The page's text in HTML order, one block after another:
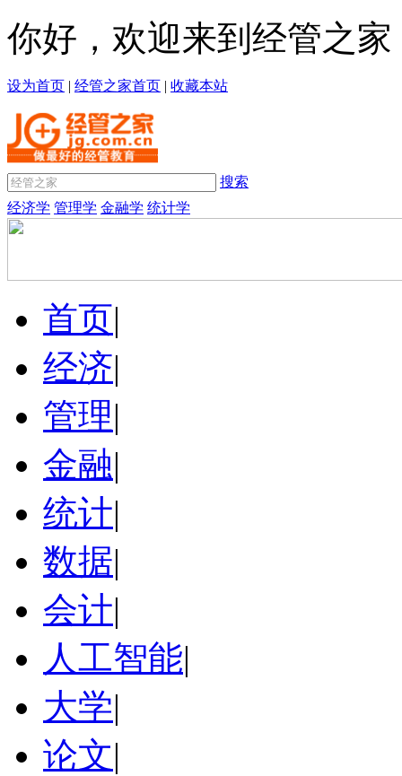
你好，欢迎来到经管之家
设为首页 | 经管之家首页 | 收藏本站
搜索
经济学 管理学 金融学 统计学
首页|
经济|
管理|
金融|
统计|
数据|
会计|
人工智能|
大学|
论文|